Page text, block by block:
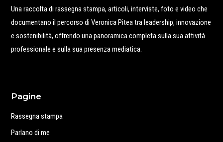
Una raccolta di rassegna stampa, articoli, interviste, foto e video che
documentano il percorso di Veronica Pitea tra leadership, innovazione
e sostenibilità, offrendo una panoramica completa sulla sua attività
professionale e sulla sua presenza mediatica.
Pagine
Rassegna stampa
Parlano di me